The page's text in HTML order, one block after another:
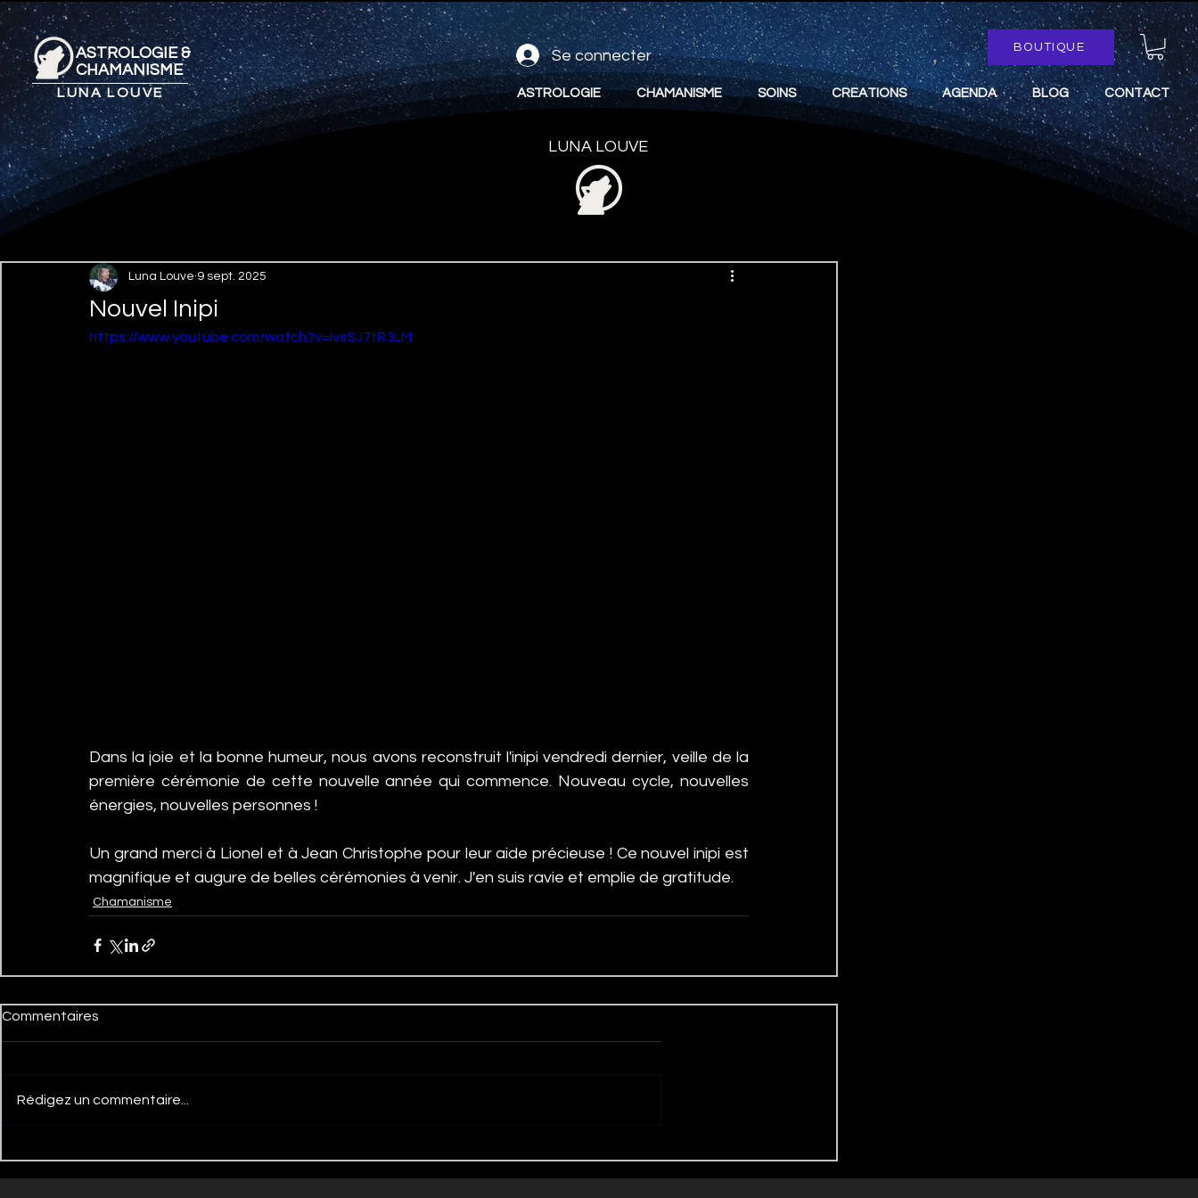
ASTROLOGIE &
CHAMANISME
LUNA LOUVE
Se connecter BOUTIQUE
ASTROLOGIE CHAMANISME SOINS CREATIONS AGENDA BLOG CONTACT
LUNA LOUVE
Nouvel Inipi
Luna Louve 9 sept. 2025
https://www.youtube.com/watch?v=IvsSJ7tR3LM
Dans la joie et la bonne humeur, nous avons reconstruit l'inipi vendredi dernier, veille de la
première cérémonie de cette nouvelle année qui commence. Nouveau cycle, nouvelles
énergies, nouvelles personnes !
Un grand merci à Lionel et à Jean Christophe pour leur aide précieuse ! Ce nouvel inipi est
magnifique et augure de belles cérémonies à venir. J'en suis ravie et emplie de gratitude.
Chamanisme
Commentaires
Rédigez un commentaire...